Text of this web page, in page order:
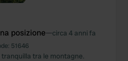
posizione—circa 4 anni fa
51646
tranquilla tra le montagne.